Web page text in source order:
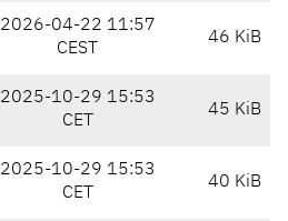
2026-04-22 11:57
CEST
46 KiB
2025-10-29 15:53
CET
45 KiB
2025-10-29 15:53
CET
40 KiB